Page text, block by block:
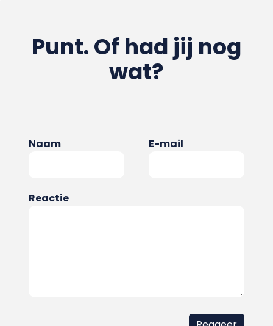
Punt. Of had jij nog
wat?
Naam E-mail
Reactie